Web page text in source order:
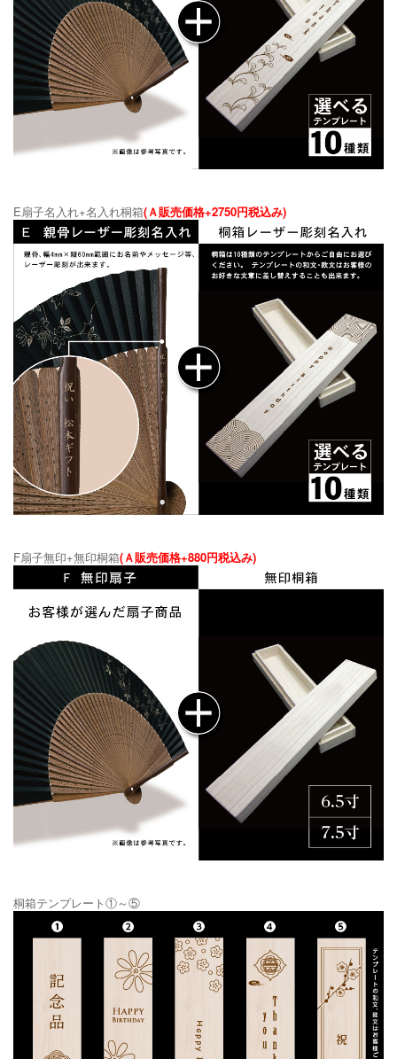
E扇子名入れ+名入れ桐箱(Ａ販売価格+2750円税込み)
F扇子無印+無印桐箱(Ａ販売価格+880円税込み)
桐箱テンプレート①～⑤